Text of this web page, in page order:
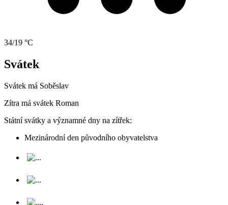
34/19 °C
Svátek
Svátek má Soběslav
Zítra má svátek Roman
Státní svátky a významné dny na zítřek:
Mezinárodní den původního obyvatelstva